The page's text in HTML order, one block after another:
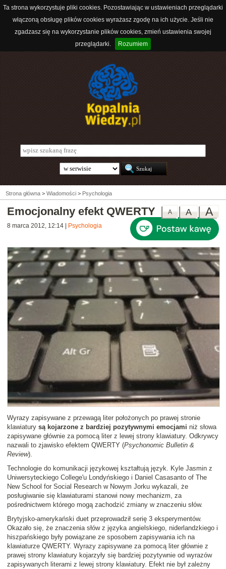
Ta strona wykorzystuje pliki cookies. Pozostawiając w ustawieniach przeglądarki
włączoną obsługę plików cookies wyrażasz zgodę na ich użycie. Jeśli nie
zgadzasz się na wykorzystanie plików cookies, zmień ustawienia swojej
przeglądarki.
Rozumiem
Strona główna > Wiadomości > Psychologia
A
A
A
Emocjonalny efekt QWERTY
8 marca 2012, 12:14 Psychologia
Wyrazy zapisywane z przewagą liter położonych po prawej stronie
klawiatury są kojarzone z bardziej pozytywnymi emocjami niż słowa
zapisywane głównie za pomocą liter z lewej strony klawiatury. Odkrywcy
nazwali to zjawisko efektem QWERTY (Psychonomic Bulletin &
Review).
Technologie do komunikacji językowej kształtują język. Kyle Jasmin z
Uniwersyteckiego College'u Londyńskiego i Daniel Casasanto of The
New School for Social Research w Nowym Jorku wykazali, że
posługiwanie się klawiaturami stanowi nowy mechanizm, za
pośrednictwem którego mogą zachodzić zmiany w znaczeniu słów.
Brytyjsko-amerykański duet przeprowadził serię 3 eksperymentów.
Okazało się, że znaczenia słów z języka angielskiego, niderlandzkiego i
hiszpańskiego były powiązane ze sposobem zapisywania ich na
klawiaturze QWERTY. Wyrazy zapisywane za pomocą liter głównie z
prawej strony klawiatury kojarzyły się bardziej pozytywnie od wyrazów
zapisywanych literami z lewej strony klawiatury. Efekt nie był zależny